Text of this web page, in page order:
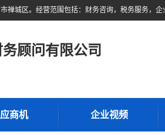
顾问有限公司
商机 企业视频